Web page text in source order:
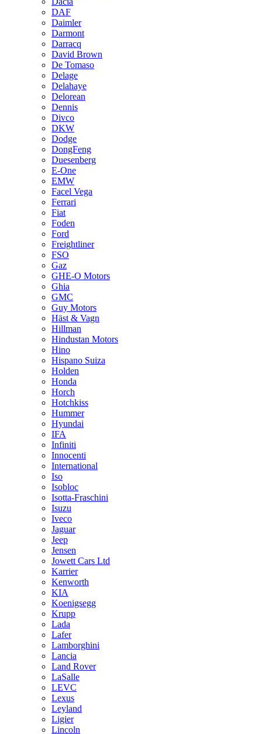
DAF
Daimler
Darmont
Darracq
David Brown
De Tomaso
Delage
Delahaye
Delorean
Dennis
Divco
DKW
Dodge
DongFeng
Duesenberg
E-One
EMW
Facel Vega
Ferrari
Fiat
Foden
Ford
Freightliner
FSO
Gaz
GHE-O Motors
Ghia
GMC
Guy Motors
Häst & Vagn
Hillman
Hindustan Motors
Hino
Hispano Suiza
Holden
Honda
Horch
Hotchkiss
Hummer
Hyundai
IFA
Infiniti
Innocenti
International
Iso
Isobloc
Isotta-Fraschini
Isuzu
Iveco
Jaguar
Jeep
Jensen
Jowett Cars Ltd
Karrier
Kenworth
KIA
Koenigsegg
Krupp
Lada
Lafer
Lamborghini
Lancia
Land Rover
LaSalle
LEVC
Lexus
Leyland
Ligier
Lincoln